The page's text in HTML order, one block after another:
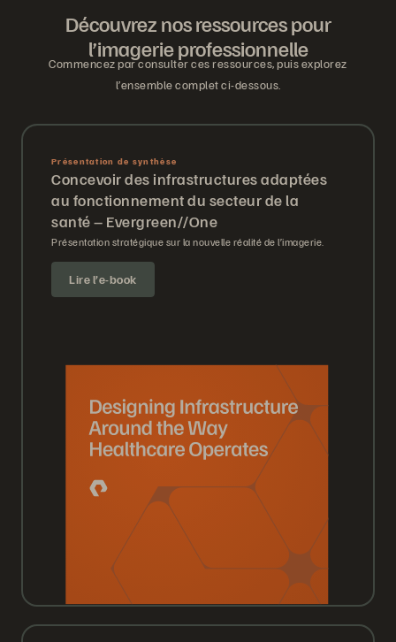
Découvrez nos ressources pour
l’imagerie professionnelle
Commencez par consulter ces ressources, puis explorez
l’ensemble complet ci-dessous.
Présentation de synthèse
Concevoir des infrastructures adaptées
au fonctionnement du secteur de la
santé – Evergreen//One
Présentation stratégique sur la nouvelle réalité de l’imagerie.
Lire l’e-book